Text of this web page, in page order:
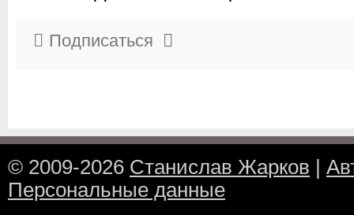
Подписаться
© 2009-2026 Станислав Жарков
Персональные данные